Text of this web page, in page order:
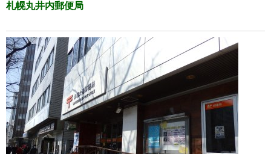
札幌丸井内郵便局